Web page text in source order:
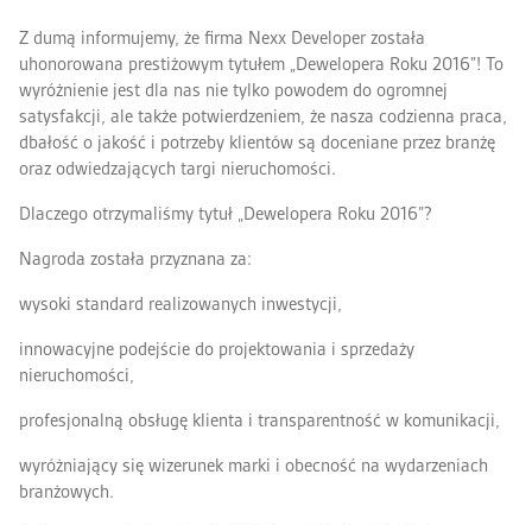
KUPIMY GRUNTY
NEXX INSPIRUJE
NEXX CSR
Z ŻYCIA NEXX
DLA INWESTORÓW
POTENCJAŁ GZM
KONTAKT
NEXX DESIGN
MARKETING
Z dumą informujemy, że firma Nexx Developer została
uhonorowana prestiżowym tytułem „Dewelopera Roku 2016”! To
wyróżnienie jest dla nas nie tylko powodem do ogromnej
satysfakcji, ale także potwierdzeniem, że nasza codzienna praca,
dbałość o jakość i potrzeby klientów są doceniane przez branżę
oraz odwiedzających targi nieruchomości.
Dlaczego otrzymaliśmy tytuł „Dewelopera Roku 2016”?
Nagroda została przyznana za:
wysoki standard realizowanych inwestycji,
innowacyjne podejście do projektowania i sprzedaży
nieruchomości,
profesjonalną obsługę klienta i transparentność w komunikacji,
wyróżniający się wizerunek marki i obecność na wydarzeniach
branżowych.